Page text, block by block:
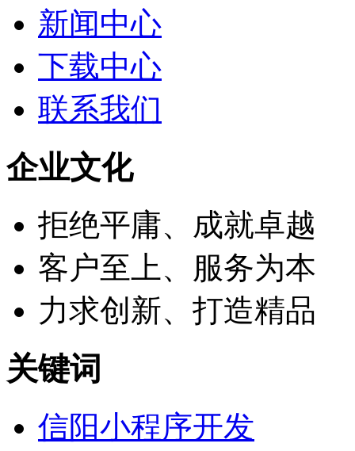
新闻中心
下载中心
联系我们
企业文化
拒绝平庸、成就卓越
客户至上、服务为本
力求创新、打造精品
关键词
信阳小程序开发